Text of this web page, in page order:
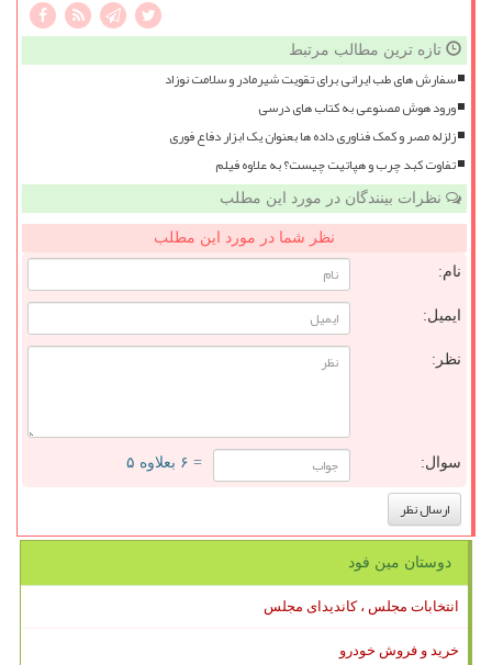
تازه ترین مطالب مرتبط
سفارش های طب ایرانی برای تقویت شیرمادر و سلامت نوزاد
ورود هوش مصنوعی به کتاب های درسی
زلزله مصر و کمک فناوری داده ها بعنوان یک ابزار دفاع فوری
تفاوت کبد چرب و هپاتیت چیست؟ به علاوه فیلم
نظرات بینندگان در مورد این مطلب
نظر شما در مورد این مطلب
نام:
ایمیل:
نظر:
سوال: = ۶ بعلاوه ۵
دوستان مین فود
انتخابات مجلس ، کاندیدای مجلس
خرید و فروش خودرو